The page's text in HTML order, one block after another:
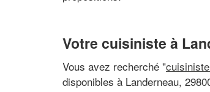
Votre cuisiniste à
Vous avez recherché "
disponibles à Landerneau,